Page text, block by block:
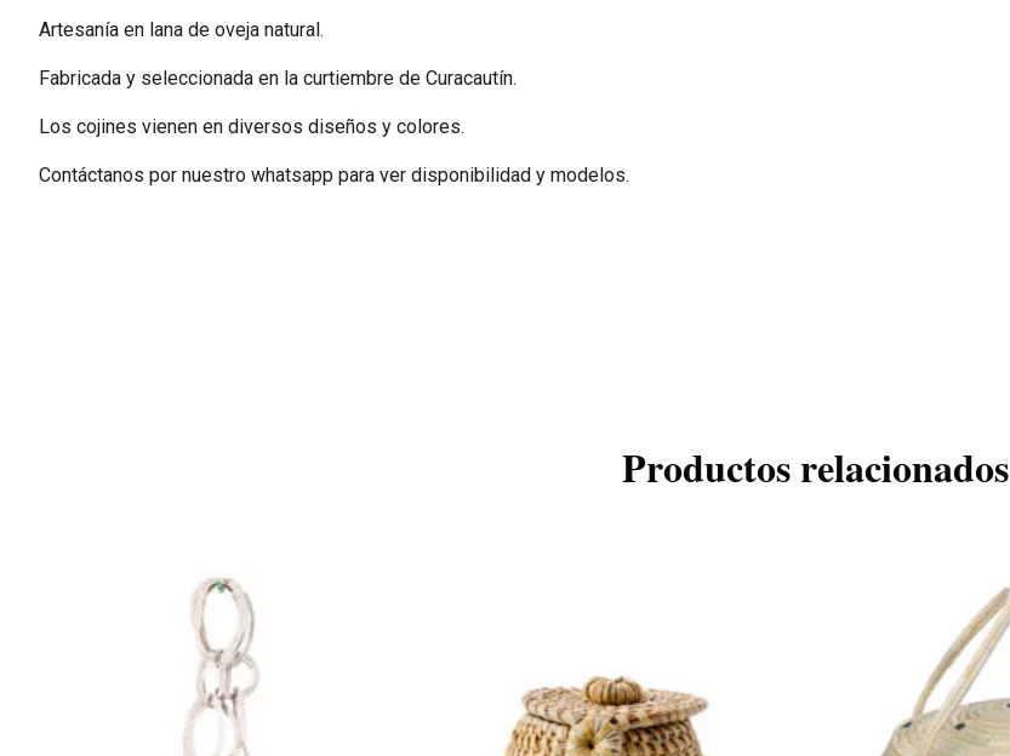
Artesanía en lana de oveja natural.
Fabricada y seleccionada en la curtiembre de Curacautín.
Los cojines vienen en diversos diseños y colores.
Contáctanos por nuestro whatsapp para ver disponibilidad y modelos.
Productos relacionados